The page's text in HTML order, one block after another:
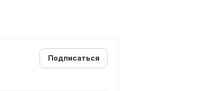
Подписаться